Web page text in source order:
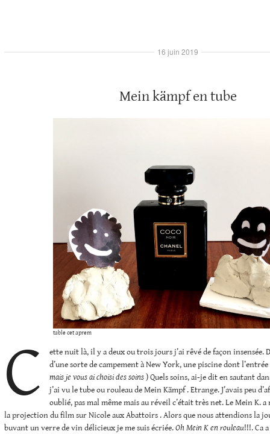
Mein kämpf en tube
table cet aprem
C
ette nuit là, il y a deux ou trois jours j’ai rêvé de façon insensée.
d’une sorte de campement à New York, une piscine dont
mais je vous ai choisi des soins) Quels soins, ai-je dit en sautant
j’ai vu le tube ou rouleau de Mein Kämpf . Etrange. J’avais peu
oublié, pas mal même mais au réveil c’était très net. Le Mein K. a
la projection du film sur Nicole aux Abattoirs . Alors que nous attendions la
buvant un verre de vin délicieux je me suis écriée.Oh Mein K en rouleau!!!. Ca
16 juin 2019